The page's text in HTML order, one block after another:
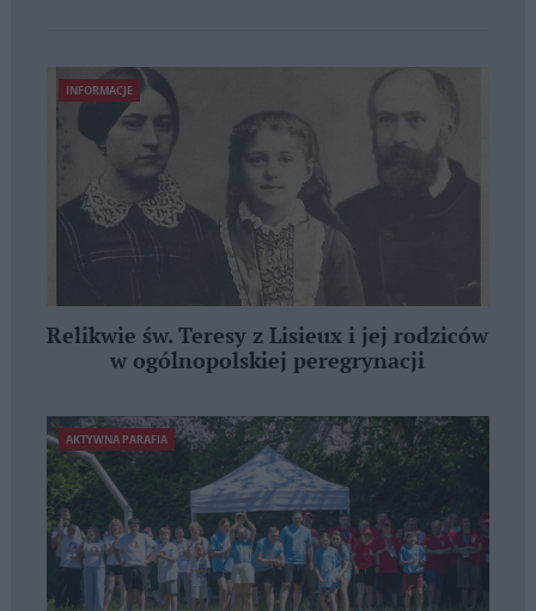
INFORMACJE
Relikwie św. Teresy z Lisieux i jej rodziców
w ogólnopolskiej peregrynacji
AKTYWNA PARAFIA